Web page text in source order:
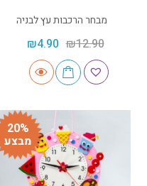
מבחר הרכבות עץ לבניה
₪12.90
₪4.90
20%
מבצע